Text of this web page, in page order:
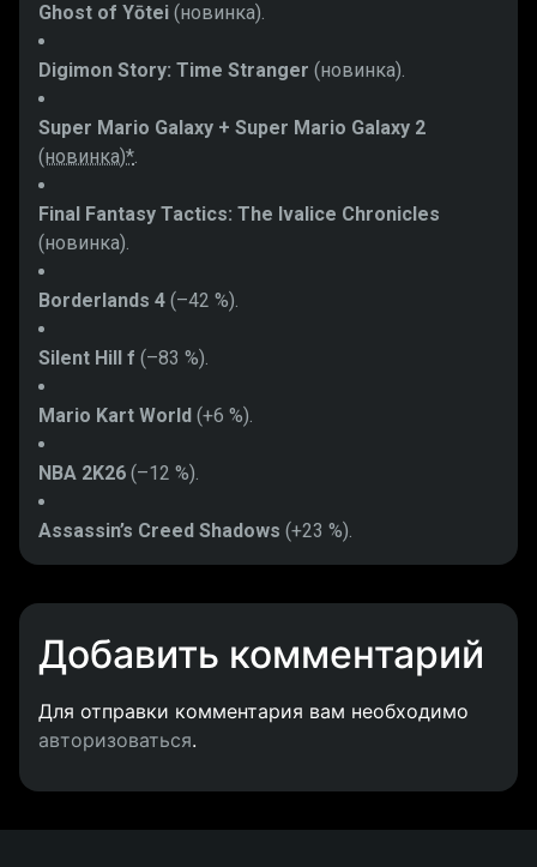
Ghost of Yōtei (новинка).
Digimon Story: Time Stranger (новинка).
Super Mario Galaxy + Super Mario Galaxy 2
(новинка)*.
Final Fantasy Tactics: The Ivalice Chronicles
(новинка).
Borderlands 4 (–42 %).
Silent Hill f (–83 %).
Mario Kart World (+6 %).
NBA 2K26 (–12 %).
Assassin’s Creed Shadows (+23 %).
Добавить комментарий
Для отправки комментария вам необходимо
авторизоваться.